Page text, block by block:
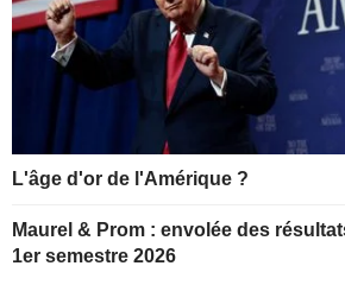
L'âge d'or de l'Amérique ?
Maurel & Prom : envolée des
1er semestre 2026